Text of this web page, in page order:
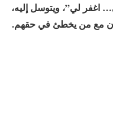
لي”، ويتوسل إليه،
مع من يخطئ في حقهم.